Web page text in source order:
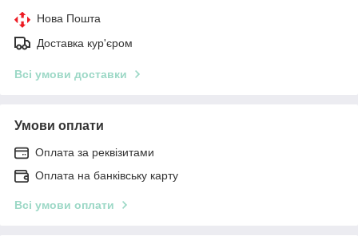
Нова Пошта
Доставка кур'єром
Всі умови доставки
Умови оплати
Оплата за реквізитами
Оплата на банківську карту
Всі умови оплати